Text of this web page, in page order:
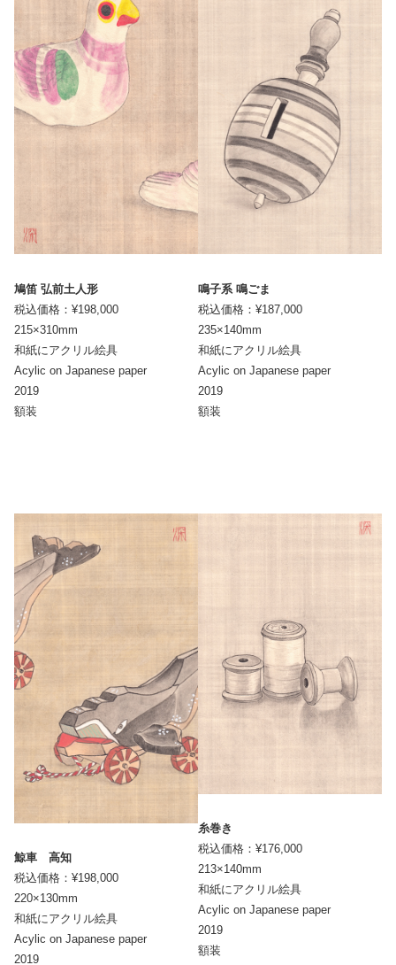
鳩笛 弘前土人形
税込価格：¥198,000
215×310mm
和紙にアクリル絵具
Acylic on Japanese paper
2019
額装
鳴子系 鳴ごま
税込価格：¥187,000
235×140mm
和紙にアクリル絵具
Acylic on Japanese paper
2019
額装
鯨車 高知
税込価格：¥198,000
220×130mm
和紙にアクリル絵具
Acylic on Japanese paper
2019
糸巻き
税込価格：¥176,000
213×140mm
和紙にアクリル絵具
Acylic on Japanese paper
2019
額装